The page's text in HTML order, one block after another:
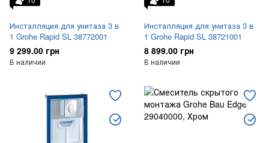
Инсталляция для унитаза 3 в
1 Grohe Rapid SL 38772001
9 299.00 грн
В наличии
Инсталляция для унитаза 3 в
1 Grohe Rapid SL 38721001
8 899.00 грн
В наличии